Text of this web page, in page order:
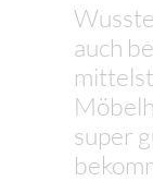
auch
super